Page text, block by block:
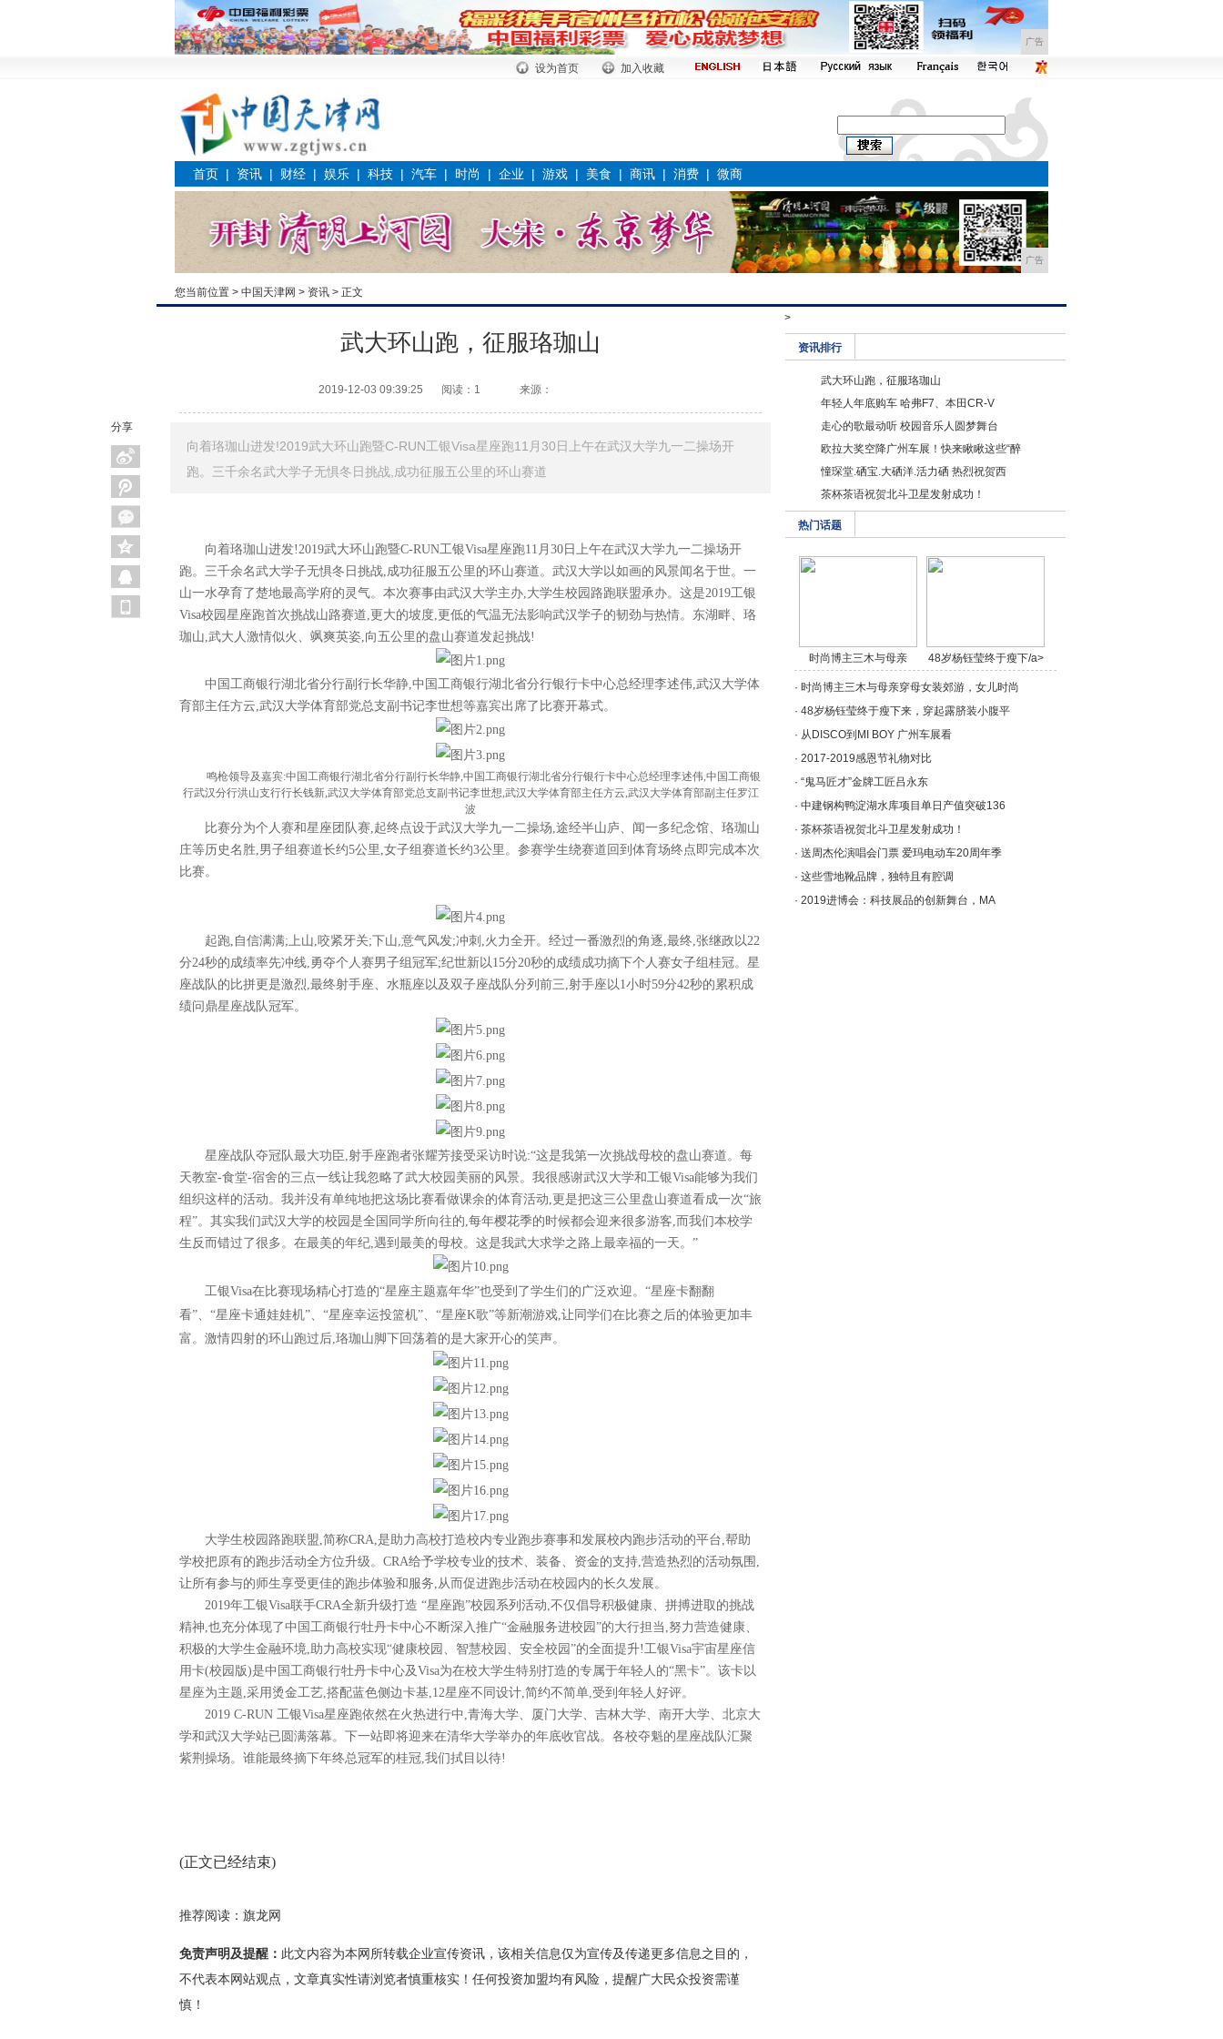
广告
设为首页 加入收藏
首页 | 资讯 | 财经 | 娱乐 | 科技 | 汽车 | 时尚 | 企业 | 游戏 | 美食 | 商讯 | 消费 | 微商
广告
您当前位置 > 中国天津网 > 资讯 > 正文
>
分享
武大环山跑，征服珞珈山
2019-12-03 09:39:25 阅读：1 来源：
向着珞珈山进发!2019武大环山跑暨C-RUN工银Visa星座跑11月30日上午在武汉大学九一二操场开
跑。三千余名武大学子无惧冬日挑战,成功征服五公里的环山赛道
向着珞珈山进发!2019武大环山跑暨C-RUN工银Visa星座跑11 月 30 日上午在武汉 大学九一二操场开
跑。 三千余名武大学子无惧冬日挑战,成功征服五公里的环山赛道。武汉大学以如画的风景闻名于世。 一
山一水孕育了楚地最高学府的灵气。 本次赛事由武汉 大学主办,大学生校园路跑联盟承办。 这是2019工银
Visa校园星座跑首次挑战山路赛道,更大的坡度,更低的气温无法影响武汉学子的韧劲与热情。东湖畔、珞
珈山,武大人激情似火、 飒爽英姿,向五公里的盘山赛道发起挑战!
中国工商银行湖北省分行副行长华静,中国工商银行湖北省分行银行卡中心总经理李述伟,武汉大学体
育部主任方云,武汉大学体育部党总支副书记李世想等嘉宾出席了比赛开幕式。
鸣枪领导及嘉宾:中国工商银行湖北省分行副行长华静,中国工商银行湖北省分行银行卡中心总经理李述伟,中国工商银
行武汉分行洪山支行行长钱新,武汉大学体育部党总支副书记李世想,武汉大学体育部主任方云,武汉大学体育部副主任罗江
波
比赛分为个人赛和星座团队赛,起终点设于武汉大学九一二操场,途经半山庐、 闻一多纪念馆、 珞珈山
庄等历史名胜,男子组 赛道长约5公里,女子组赛道长约3公里。 参赛学生绕赛道回到体育场终点即完成本次
比赛。
起跑,自信满满;上山,咬紧牙关;下山,意气风发;冲刺,火力全开。 经过一番激烈的角逐,最终,张继政 以22
分24秒的成绩率先冲线,勇夺个人赛男子组冠军;纪世新以15分20秒的成绩成功摘下个人赛女子组 桂冠。星
座战队的比拼更是激烈,最终射手座、 水瓶座以及双子座战队分列前三,射手座以1小时59分42秒的累积成
绩问鼎星座战队冠军。
星座战队夺冠队最大功臣 ,射手座跑者张耀芳接受采访时说:“这是我第一次挑战母校的盘山赛道。每
天教室-食堂-宿舍的三点一线让我忽略了武大校园美丽的风景。我很感谢武汉大学和工银Visa能够为我们
组织这样的活动。我并没有单纯地把这场比赛看做课余的体育活动,更是把这三公里盘山赛道看成一次“旅
程”。其实我们武汉大学的校园是全国同学所向往的,每年樱花季的时候都会迎来很多游客,而我们本校学
生反而错过了很多。在最美的年纪,遇到最美的母校。这是我武大求学之路上最幸福的一天。 ”
工银Visa在比赛现场精心打造的“星座主题嘉年华”也受到了学生们的广泛欢迎。“星座卡翻翻
看”、“星座卡通娃娃机”、“星座幸运投篮机”、“星座K歌”等新潮游戏,让同学们在比赛之后的体验更加丰
富。激情四射的环山跑过后,珞珈山脚下回荡着的是大家开心的笑声。
大学生校园路跑联盟,简称CRA,是助力高校打造校内专业跑步赛事和发展校内跑步活动的平台,帮助
学校把原有的跑步活动全方位升级。CRA给予学校专业的技术、装备、资金的支持,营造热烈的活动氛围,
让所有参与的师生享受更佳的跑步体验和服务,从而促进跑步活动在校园内的长久发展。
2019年工银Visa联手CRA全新升级打造 “星座跑”校园系列活动,不仅倡导积极健康、拼搏进取的挑战
精神,也充分体现了中国工商银行牡丹卡中心不断深入推广“金融服务进校园”的大行担当,努力营造健康、
积极的大学生金融环境,助力高校实现“健康校园、智慧校园、安全校园”的全面提升!工银Visa宇宙星座信
用卡(校园版)是中国工商银行牡丹卡中心及Visa为在校大学生特别打造的专属于年轻人的“黑卡”。 该卡以
星座为主题,采用烫金工艺,搭配蓝色侧边卡基,12星座不同设计,简约不简单,受到年轻人好评。
2019 C-RUN 工银Visa星座跑依然在火热进行中 ,青海大学、厦门大学、吉林大学、南开大学、 北京大
学和武汉大学站已 圆满落幕。下一站即将迎来在清华大学举办的年底收官战。 各校夺魁的星座战队汇聚
紫荆操场。谁能最终摘下年终总冠军的桂冠,我们拭目以待!
(正文已经结束)
推荐阅读： 旗龙网
免责声明及提醒： 此文内容为本网所转载企业宣传资讯，该相关信息仅为宣传及传递更多信息之目的，
不代表本网站观点，文章真实性请浏览者慎重核实！任何投资加盟均有风险，提醒广大民众投资需谨
慎！
资讯排行
武大环山跑，征服珞珈山
年轻人年底购车 哈弗F7、本田CR-V
走心的歌最动听 校园音乐人圆梦舞台
​欧拉大奖空降广州车展！快来瞅瞅这些“醉
憧琛堂.硒宝.大硒洋.活力硒 热烈祝贺西
茶杯茶语祝贺北斗卫星发射成功！
热门话题
时尚博主三木与母亲
穿/a>
48岁杨钰莹终于瘦下/a>
· 时尚博主三木与母亲穿母女装郊游，女儿时尚
· 48岁杨钰莹终于瘦下来，穿起露脐装小腹平
· ​从DISCO到MI BOY 广州车展看
· 2017-2019感恩节礼物对比
· “鬼马匠才”金牌工匠吕永东
· 中建钢构鸭淀湖水库项目单日产值突破136
· 茶杯茶语祝贺北斗卫星发射成功！
· 送周杰伦演唱会门票 爱玛电动车20周年季
· 这些雪地靴品牌，独特且有腔调
· 2019进博会：科技展品的创新舞台，MA